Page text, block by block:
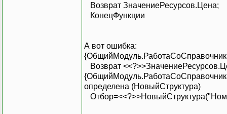
Возврат ЗначениеРесурсов.Цена;
КонецФункции
А вот ошибка:
Возврат
определена (НовыйСтруктура)